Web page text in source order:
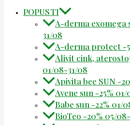
POPUSTI
A-derma exomega
31/08
A-derma protect -
Alivit cink,
01/08-31/08
Apivita bee SUN -
Avene sun -25%
Babe sun -22% 01/
BioTeo -20% 05/